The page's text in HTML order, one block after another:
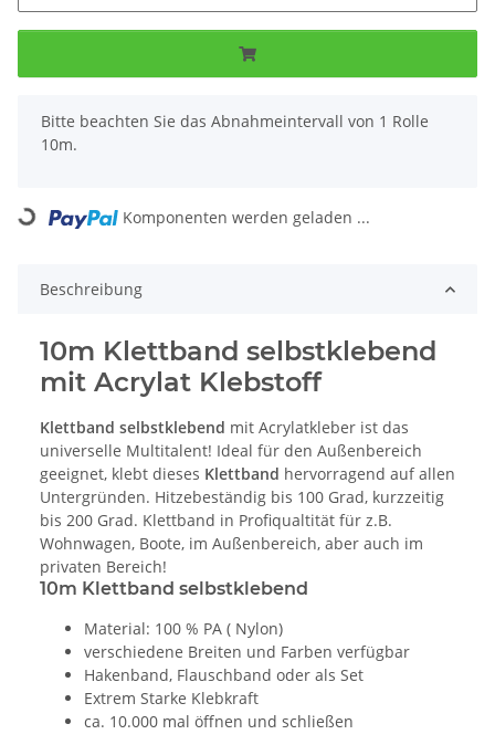
x
Bitte beachten Sie das Abnahmeintervall von 1 Rolle
10m.
Loading... Komponenten werden geladen ...
Beschreibung
10m Klettband selbstklebend
mit Acrylat Klebstoff
Klettband selbstklebend mit Acrylatkleber ist das
universelle Multitalent! Ideal für den Außenbereich
geeignet, klebt dieses Klettband hervorragend auf allen
Untergründen. Hitzebeständig bis 100 Grad, kurzzeitig
bis 200 Grad. Klettband in Profiqualtität für z.B.
Wohnwagen, Boote, im Außenbereich, aber auch im
privaten Bereich!
10m Klettband selbstklebend
Material: 100 % PA ( Nylon)
verschiedene Breiten und Farben verfügbar
Hakenband, Flauschband oder als Set
Extrem Starke Klebkraft
ca. 10.000 mal öffnen und schließen